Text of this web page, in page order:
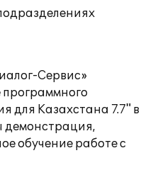
Сервис»
для Казахстана 7.7" в
обучение работе с